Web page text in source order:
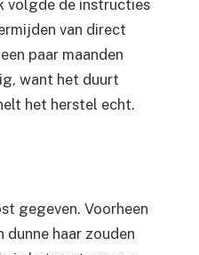
volgde de instructies
van direct
paar maanden
want het duurt
het herstel echt.
gegeven. Voorheen
haar zouden